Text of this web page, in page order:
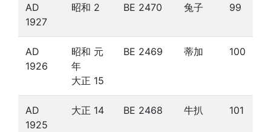
AD
1927
昭和 2 BE 2470 兔子 99
AD
1926
昭和 元
年
大正 15
BE 2469 蒂加 100
AD
1925
大正 14 BE 2468 牛扒 101